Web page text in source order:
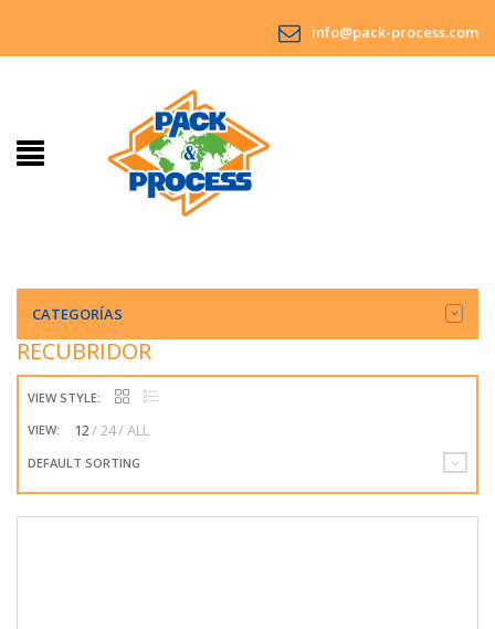
info@pack-process.com
CATEGORÍAS
RECUBRIDOR
VIEW STYLE:
VIEW:
12 24 ALL
DEFAULT SORTING